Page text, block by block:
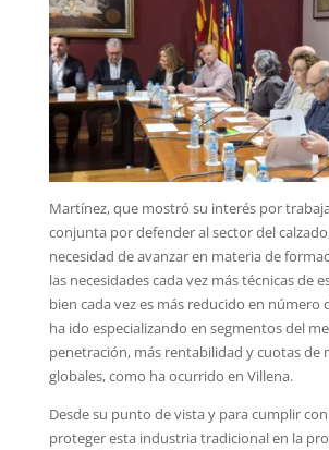
Martínez, que mostró su interés por
conjunta por defender al sector del
necesidad de avanzar en materia de
las necesidades cada vez más técnicas de
bien cada vez es más reducido en número
ha ido especializando en segmentos del
penetración, más rentabilidad y cuotas de
globales, como ha ocurrido en Villena.
Desde su punto de vista y para cumplir
proteger esta industria tradicional en la